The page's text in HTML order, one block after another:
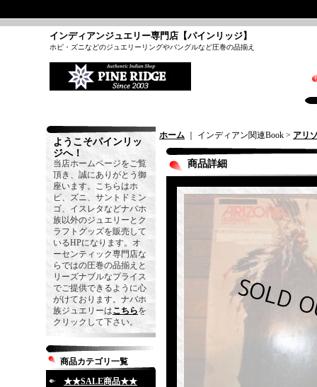
インディアンジュエリー専門店【パインリッジ】
ホピ・ズニなどのジュエリーリングやバングルなど圧巻の品揃え
ようこそパインリッ
ジへ！
当店ホームページをご覧
頂き、誠にありがとう御
座います。こちらはホ
ピ、ズニ、サントドミン
ゴ、イスレタなどナバホ
族以外のジュエリーとク
ラフトグッズを販売して
いるHPになります。オ
ーセンティック専門店な
らではの圧巻の品揃えと
リーズナブルなプライス
でご提供できるように心
がけております。ナバホ
族ジュエリーはこちらを
クリックして下さい。
商品カテゴリ一覧
★★SALE商品★★
ホーム ｜ インディアン関連Book > アリ
商品詳細